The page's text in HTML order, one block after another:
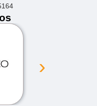
›